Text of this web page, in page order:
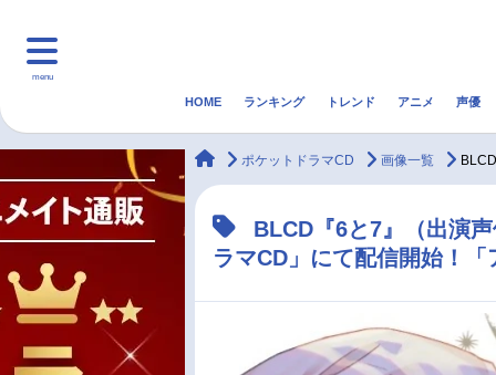
menu
マンガ・ラノベ ゲーム・アプリ 音楽
声優記事一覧
HOME ランキング トレンド アニメ 声優
animateTimes
ポケットドラマCD 画像一覧
BLCD『6と7』（出演
ラマCD」にて配信開始！